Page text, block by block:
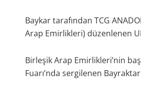
Baykar tarafından TCG
Arap Emirlikleri) düzenlenen
Birleşik Arap Emirlikleri’nin
Fuarı’nda sergilenen